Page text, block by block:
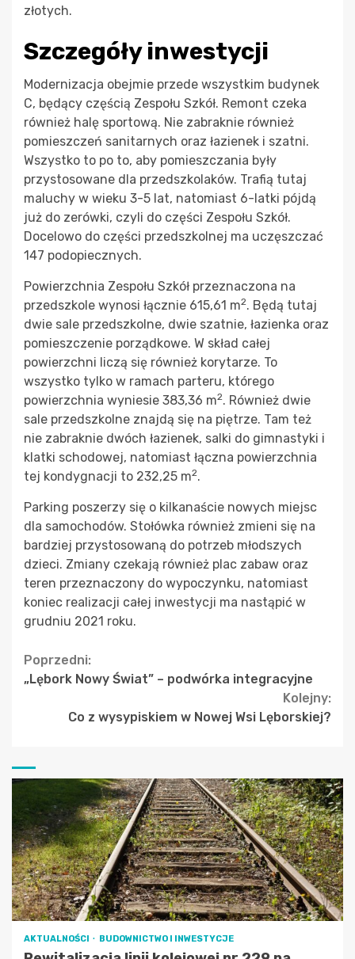
złotych.
Szczegóły inwestycji
Modernizacja obejmie przede wszystkim budynek
C, będący częścią Zespołu Szkół. Remont czeka
również halę sportową. Nie zabraknie również
pomieszczeń sanitarnych oraz łazienek i szatni.
Wszystko to po to, aby pomieszczania były
przystosowane dla przedszkolaków. Trafią tutaj
maluchy w wieku 3-5 lat, natomiast 6-latki pójdą
już do zerówki, czyli do części Zespołu Szkół.
Docelowo do części przedszkolnej ma uczęszczać
147 podopiecznych.
Powierzchnia Zespołu Szkół przeznaczona na
przedszkole wynosi łącznie 615,61 m2. Będą tutaj
dwie sale przedszkolne, dwie szatnie, łazienka oraz
pomieszczenie porządkowe. W skład całej
powierzchni liczą się również korytarze. To
wszystko tylko w ramach parteru, którego
powierzchnia wyniesie 383,36 m2. Również dwie
sale przedszkolne znajdą się na piętrze. Tam też
nie zabraknie dwóch łazienek, salki do gimnastyki i
klatki schodowej, natomiast łączna powierzchnia
tej kondygnacji to 232,25 m2.
Parking poszerzy się o kilkanaście nowych miejsc
dla samochodów. Stołówka również zmieni się na
bardziej przystosowaną do potrzeb młodszych
dzieci. Zmiany czekają również plac zabaw oraz
teren przeznaczony do wypoczynku, natomiast
koniec realizacji całej inwestycji ma nastąpić w
grudniu 2021 roku.
Continue
Reading
Poprzedni:
„Lębork Nowy Świat” – podwórka integracyjne
Kolejny:
Co z wysypiskiem w Nowej Wsi Lęborskiej?
AKTUALNOŚCI BUDOWNICTWO I INWESTYCJE